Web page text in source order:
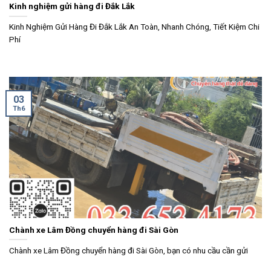
Kinh nghiệm gửi hàng đi Đắk Lắk
Kinh Nghiệm Gửi Hàng Đi Đắk Lắk An Toàn, Nhanh Chóng, Tiết Kiệm Chi
Phí
Chành xe Lâm Đồng chuyển hàng đi Sài Gòn
Chành xe Lâm Đồng chuyển hàng đi Sài Gòn, bạn có nhu cầu cần gửi
03
Th6